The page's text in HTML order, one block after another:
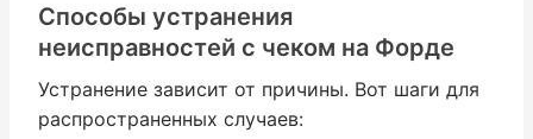
Способы устранения
неисправностей с чеком на Форде
Устранение зависит от причины. Вот шаги для
распространенных случаев: